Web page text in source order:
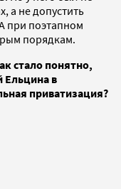
а не допустить
при поэтапном
порядкам.
стало понятно,
Ельцина в
приватизация?